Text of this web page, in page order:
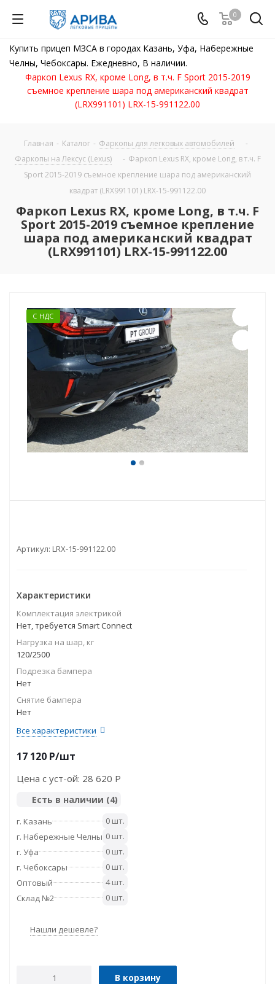
0
Купить прицеп МЗСА в городах Казань, Уфа, Набережные
Челны, Чебоксары. Ежедневно, В наличии.
Фаркоп Lexus RX, кроме Long, в т.ч. F Sport 2015-2019
съемное крепление шара под американский квадрат
(LRX991101) LRX-15-991122.00
Главная - Каталог - Фаркопы для легковых автомобилей
-
Фаркопы на Лексус (Lexus)
- Фаркоп Lexus RX, кроме Long, в т.ч. F
Sport 2015-2019 съемное крепление шара под американский
квадрат (LRX991101) LRX-15-991122.00
Фаркоп Lexus RX, кроме Long, в т.ч. F
Sport 2015-2019 съемное крепление
шара под американский квадрат
(LRX991101) LRX-15-991122.00
С НДС
Артикул: LRX-15-991122.00
Характеристики
Комплектация электрикой
Нет, требуется Smart Connect
Нагрузка на шар, кг
120/2500
Подрезка бампера
Нет
Снятие бампера
Нет
Все характеристики
17 120 P/шт
Цена с уст-ой: 28 620 P
Есть в наличии (4)
г. Казань
0 шт.
г. Набережные Челны 0 шт.
г. Уфа
0 шт.
г. Чебоксары
0 шт.
Оптовый
4 шт.
Склад №2
0 шт.
Нашли дешевле?
В корзину